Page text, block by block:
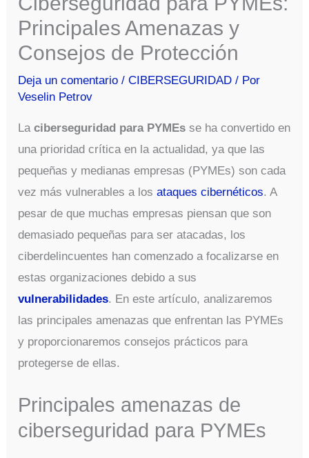
Principales Amenazas y
Consejos de Protección
Deja un comentario /CIBERSEGURIDAD / Por
Veselin Petrov
Laciberseguridad para PYMEs se ha convertido en
una prioridad crítica en la actualidad, ya que las
pequeñas y medianas empresas (PYMEs) son cada
vez más vulnerables a losataques cibernéticos. A
pesar de que muchas empresas piensan que son
demasiado pequeñas para ser atacadas, los
ciberdelincuentes han comenzado a focalizarse en
estas organizaciones debido a sus
vulnerabilidades. En este artículo, analizaremos
las principales amenazas que enfrentan las PYMEs
y proporcionaremos consejos prácticos para
protegerse de ellas.
Principales amenazas de
ciberseguridad para PYMEs